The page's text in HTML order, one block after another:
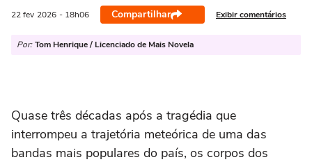
22 fev 2026 - 18h06 Compartilhar Exibir comentários
Por: Tom Henrique / Licenciado de Mais Novela
Quase três décadas após a tragédia que
interrompeu a trajetória meteórica de uma das
bandas mais populares do país, os corpos dos